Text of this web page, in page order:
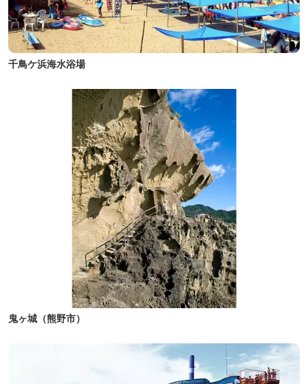
千鳥ケ浜海水浴場
鬼ヶ城（熊野市）